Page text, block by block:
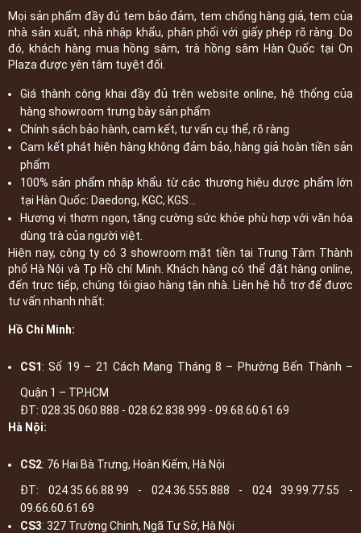
Mọi sản phẩm đầy đủ tem bảo đảm, tem chống hàng giả, tem của
nhà sản xuất, nhà nhập khẩu, phân phối với giấy phép rõ ràng. Do
đó, khách hàng mua hồng sâm, trà hồng sâm Hàn Quốc tại On
Plaza được yên tâm tuyệt đối.
Giá thành công khai đầy đủ trên website online, hệ thống của
hàng showroom trưng bày sản phẩm
Chính sách bảo hành, cam kết, tư vấn cụ thể, rõ ràng
Cam kết phát hiện hàng không đảm bảo, hàng giả hoàn tiền sản
phẩm
100% sản phẩm nhập khẩu từ các thương hiệu dược phẩm lớn
tại Hàn Quốc: Daedong, KGC, KGS...
Hương vị thơm ngon, tăng cường sức khỏe phù hợp với văn hóa
dùng trà của người việt.
Hiện nay, công ty có 3 showroom mặt tiền tại Trung Tâm Thành
phố Hà Nội và Tp Hồ chí Minh. Khách hàng có thể đặt hàng online,
đến trực tiếp, chúng tôi giao hàng tận nhà. Liên hệ hỗ trợ để được
tư vấn nhanh nhất:
Hồ Chí Minh:
CS1: Số 19 – 21 Cách Mạng Tháng 8 – Phường Bến Thành –
Quận 1 – TP.HCM
ĐT: 028.35.060.888 - 028.62.838.999 - 09.68.60.61.69
Hà Nội:
CS2: 76 Hai Bà Trưng, Hoàn Kiếm, Hà Nội
ĐT: 024.35.66.88.99 - 024.36.555.888 - 024 39.99.77.55 -
09.66.60.61.69
CS3: 327 Trường Chinh, Ngã Tư Sở, Hà Nội